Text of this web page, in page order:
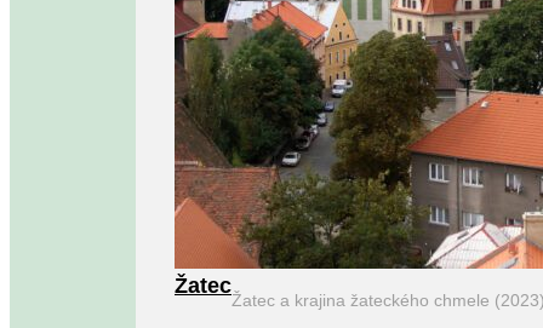
Žatec
Žatec a krajina žateckého chmele